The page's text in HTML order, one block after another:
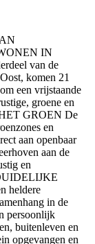
IN
van de
komen 21
een vrijstaande
groene en
GROEN De
en
aan openbaar
aan de
en
heldere
in de
persoonlijk
buitenleven en
opgevangen en